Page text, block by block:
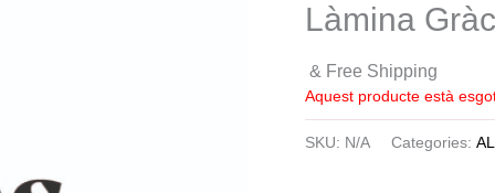
Làmina
& Free Shipping
Aquest producte està
SKU: N/A Categories: